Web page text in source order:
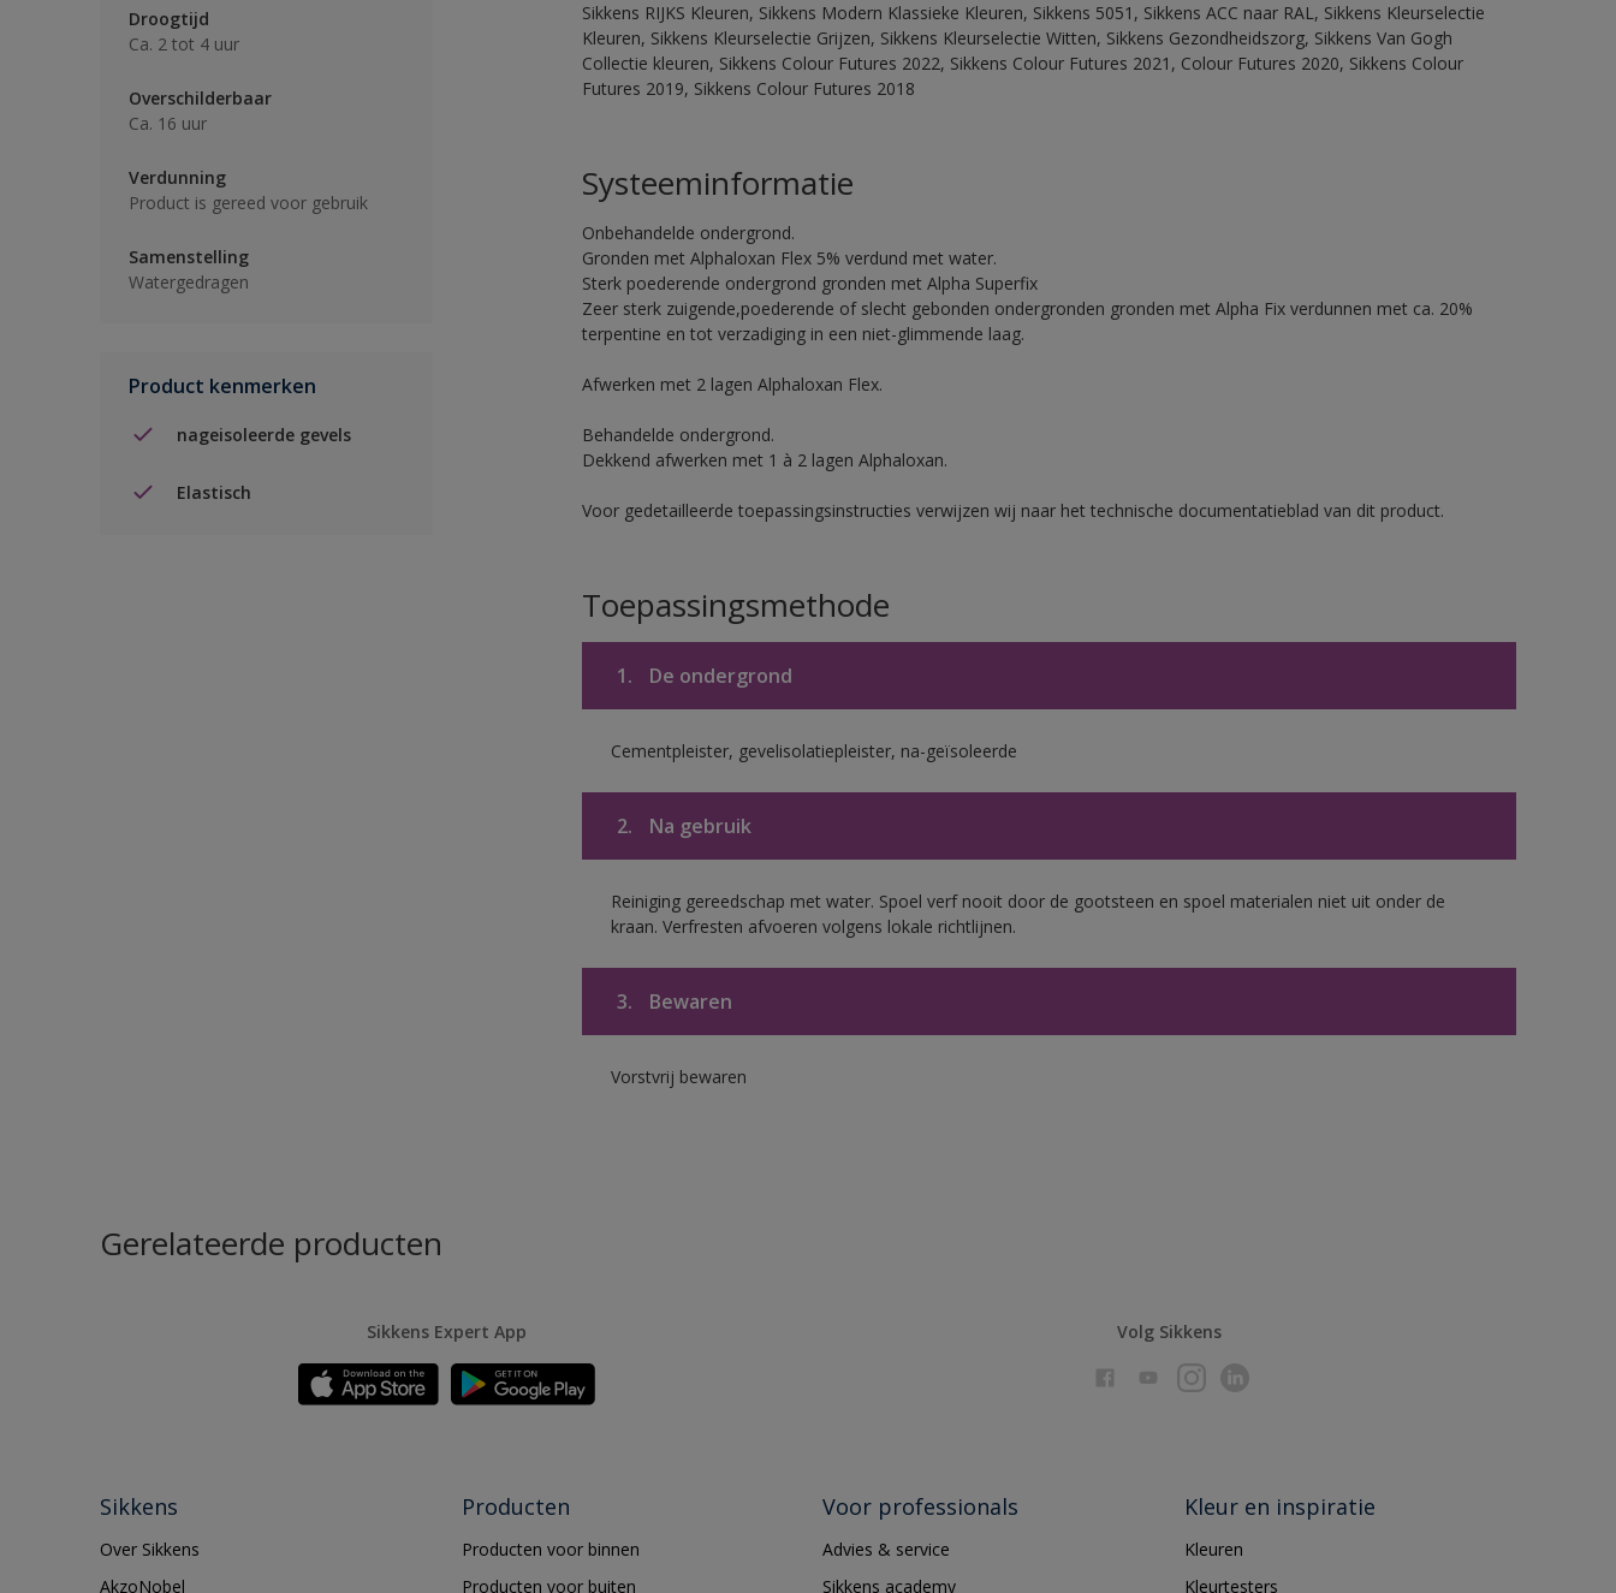
Droogtijd
Ca. 2 tot 4 uur
Overschilderbaar
Ca. 16 uur
Verdunning
Product is gereed voor gebruik
Samenstelling
Watergedragen
Product kenmerken
nageisoleerde gevels
Elastisch
Sikkens RIJKS Kleuren, Sikkens Modern Klassieke Kleuren, Sikkens 5051, Sikkens ACC naar RAL, Sikkens Kleurselectie
Kleuren, Sikkens Kleurselectie Grijzen, Sikkens Kleurselectie Witten, Sikkens Gezondheidszorg, Sikkens Van Gogh
Collectie kleuren, Sikkens Colour Futures 2022, Sikkens Colour Futures 2021, Colour Futures 2020, Sikkens Colour
Futures 2019, Sikkens Colour Futures 2018
Systeeminformatie
Onbehandelde ondergrond.
Gronden met Alphaloxan Flex 5% verdund met water.
Sterk poederende ondergrond gronden met Alpha Superfix
Zeer sterk zuigende,poederende of slecht gebonden ondergronden gronden met Alpha Fix verdunnen met ca. 20%
terpentine en tot verzadiging in een niet-glimmende laag.
Afwerken met 2 lagen Alphaloxan Flex.
Behandelde ondergrond.
Dekkend afwerken met 1 à 2 lagen Alphaloxan.
Voor gedetailleerde toepassingsinstructies verwijzen wij naar het technische documentatieblad van dit product.
Toepassingsmethode
1. De ondergrond
Cementpleister, gevelisolatiepleister, na-geïsoleerde
2. Na gebruik
Reiniging gereedschap met water. Spoel verf nooit door de gootsteen en spoel materialen niet uit onder de
kraan. Verfresten afvoeren volgens lokale richtlijnen.
3. Bewaren
Vorstvrij bewaren
Gerelateerde producten
Sikkens Expert App Volg Sikkens
Sikkens
Over Sikkens
AkzoNobel
Producten
Producten voor binnen
Producten voor buiten
Voor professionals
Advies & service
Sikkens academy
Kleur en inspiratie
Kleuren
Kleurtesters